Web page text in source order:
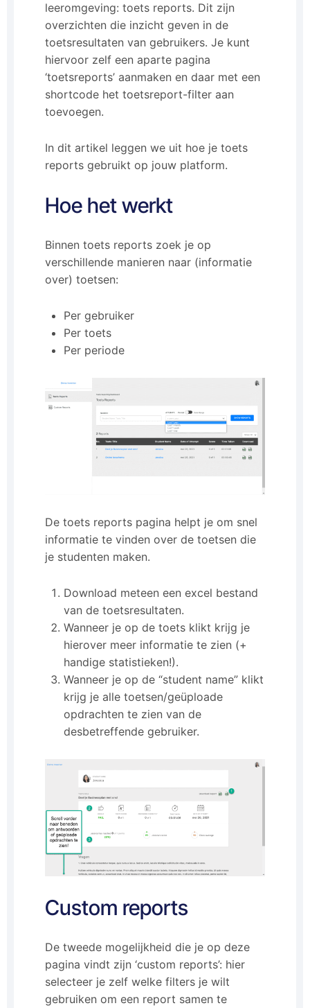
leeromgeving: toets reports. Dit zijn
overzichten die inzicht geven in de
toetsresultaten van gebruikers. Je kunt
hiervoor zelf een aparte pagina
‘toetsreports’ aanmaken en daar met een
shortcode het toetsreport-filter aan
toevoegen.
In dit artikel leggen we uit hoe je toets
reports gebruikt op jouw platform.
Hoe het werkt
Binnen toets reports zoek je op
verschillende manieren naar (informatie
over) toetsen:
Per gebruiker
Per toets
Per periode
De toets reports pagina helpt je om snel
informatie te vinden over de toetsen die
je studenten maken.
Download meteen een excel bestand
van de toetsresultaten.
Wanneer je op de toets klikt krijg je
hierover meer informatie te zien (+
handige statistieken!).
Wanneer je op de “student name” klikt
krijg je alle toetsen/geüploade
opdrachten te zien van de
desbetreffende gebruiker.
Custom reports
De tweede mogelijkheid die je op deze
pagina vindt zijn ‘custom reports’: hier
selecteer je zelf welke filters je wilt
gebruiken om een report samen te